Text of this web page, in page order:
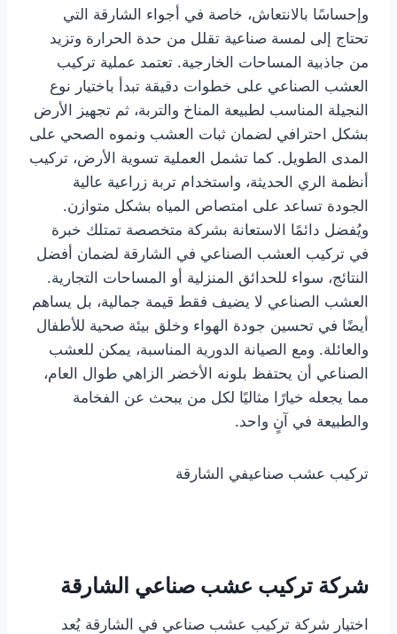
وإحساسًا بالانتعاش، خاصة في أجواء الشارقة التي
تحتاج إلى لمسة صناعية تقلل من حدة الحرارة وتزيد
من جاذبية المساحات الخارجية. تعتمد عملية تركيب
العشب الصناعي على خطوات دقيقة تبدأ باختيار نوع
النجيلة المناسب لطبيعة المناخ والتربة، ثم تجهيز الأرض
بشكل احترافي لضمان ثبات العشب ونموه الصحي على
المدى الطويل. كما تشمل العملية تسوية الأرض، تركيب
أنظمة الري الحديثة، واستخدام تربة زراعية عالية
الجودة تساعد على امتصاص المياه بشكل متوازن.
ويُفضل دائمًا الاستعانة بشركة متخصصة تمتلك خبرة
في تركيب العشب الصناعي في الشارقة لضمان أفضل
النتائج، سواء للحدائق المنزلية أو المساحات التجارية.
العشب الصناعي لا يضيف فقط قيمة جمالية، بل يساهم
أيضًا في تحسين جودة الهواء وخلق بيئة صحية للأطفال
والعائلة. ومع الصيانة الدورية المناسبة، يمكن للعشب
الصناعي أن يحتفظ بلونه الأخضر الزاهي طوال العام،
مما يجعله خيارًا مثاليًا لكل من يبحث عن الفخامة
والطبيعة في آنٍ واحد.
تركيب عشب صناعيفي الشارقة
شركة تركيب عشب صناعي الشارقة
اختيار شركة تركيب عشب صناعي في الشارقة يُعد